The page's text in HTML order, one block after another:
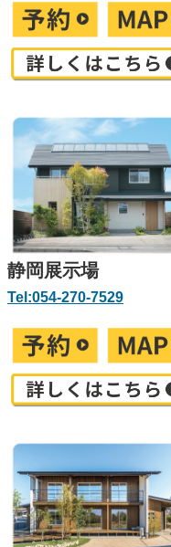
静岡展示場
Tel:054-270-7529